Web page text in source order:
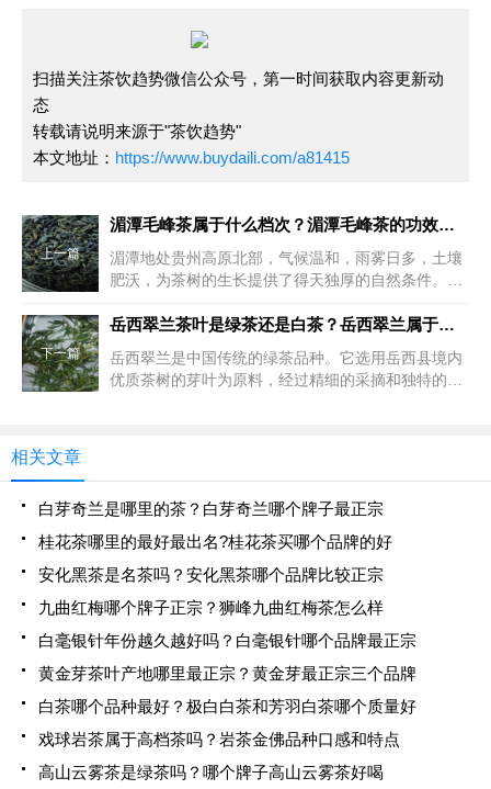
扫描关注茶饮趋势微信公众号，第一时间获取内容更新动
态
转载请说明来源于"茶饮趋势"
本文地址： https://www.buydaili.com/a81415
上一篇
湄潭毛峰茶属于什么档次？湄潭毛峰茶的功效和作用
湄潭地处贵州高原北部，气候温和，雨雾日多，土壤
肥沃，为茶树的生长提供了得天独厚的自然条件。湄
艺制作而成。其外形条索紧细卷曲，色泽翠绿，白毫
显露；冲泡后，汤
下一篇
岳西翠兰茶叶是绿茶还是白茶？岳西翠兰属于什么档次
岳西翠兰是中国传统的绿茶品种。它选用岳西县境内
优质茶树的芽叶为原料，经过精细的采摘和独特的加
相关文章
白芽奇兰是哪里的茶？白芽奇兰哪个牌子最正宗
桂花茶哪里的最好最出名?桂花茶买哪个品牌的好
安化黑茶是名茶吗？安化黑茶哪个品牌比较正宗
九曲红梅哪个牌子正宗？狮峰九曲红梅茶怎么样
白毫银针年份越久越好吗？白毫银针哪个品牌最正宗
黄金芽茶叶产地哪里最正宗？黄金芽最正宗三个品牌
白茶哪个品种最好？极白白茶和芳羽白茶哪个质量好
戏球岩茶属于高档茶吗？岩茶金佛品种口感和特点
高山云雾茶是绿茶吗？哪个牌子高山云雾茶好喝